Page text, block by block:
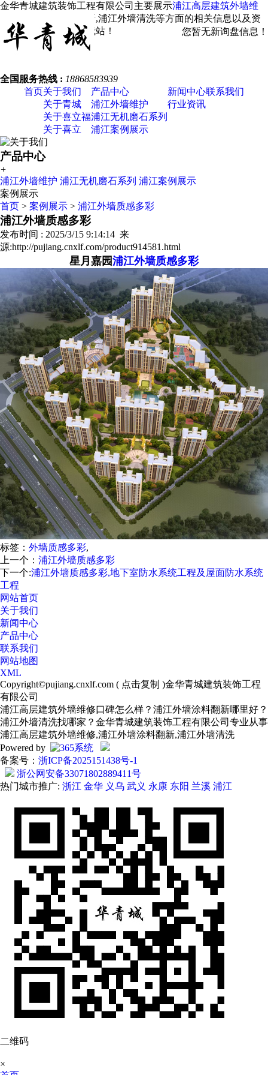
金华青城建筑装饰工程有限公司主要展示浦江高层建筑外墙维
，浦江外墙涂料翻新,浦江外墙清洗等方面的相关信息以及资
讯发布，欢迎您关注我站！
您暂无新询盘信息！
全国服务热线 : 18868583939
首页关于我们
关于青城
关于喜立福
关于喜立
产品中心
浦江外墙维护
浦江无机磨石系列
浦江案例展示
新闻中心
行业资讯
联系我们
产品中心
+
浦江外墙维护 浦江无机磨石系列 浦江案例展示
案例展示
首页 > 案例展示 > 浦江外墙质感多彩
浦江外墙质感多彩
发布时间 : 2025/3/15 9:14:14 来
源:http://pujiang.cnxlf.com/product914581.html
星月嘉园浦江外墙质感多彩
标签： 外墙质感多彩,
上一个： 浦江外墙质感多彩
下一个:浦江外墙质感多彩,地下室防水系统工程及屋面防水系统
工程
网站首页
关于我们
新闻中心
产品中心
联系我们
网站地图
XML
Copyright©pujiang.cnxlf.com ( 点击复制 )金华青城建筑装饰工程
有限公司
浦江高层建筑外墙维修口碑怎么样？浦江外墙涂料翻新哪里好？
浦江外墙清洗找哪家？金华青城建筑装饰工程有限公司专业从事
浦江高层建筑外墙维修,浦江外墙涂料翻新,浦江外墙清洗
Powered by
备案号： 浙ICP备2025151438号-1
浙公网安备33071802889411号
热门城市推广: 浙江 金华 义乌 武义 永康 东阳 兰溪 浦江
二维码
×